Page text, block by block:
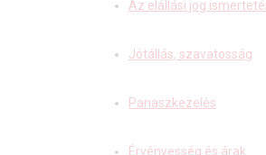
Az elállási jog
Jótállás, szavatosság
Panaszkezelés
Érvényesség és árak